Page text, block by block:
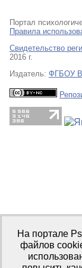
Портал
Правила
Свидетельство
2016 г.
Издатель: ФГБОУ
На портале
файлов